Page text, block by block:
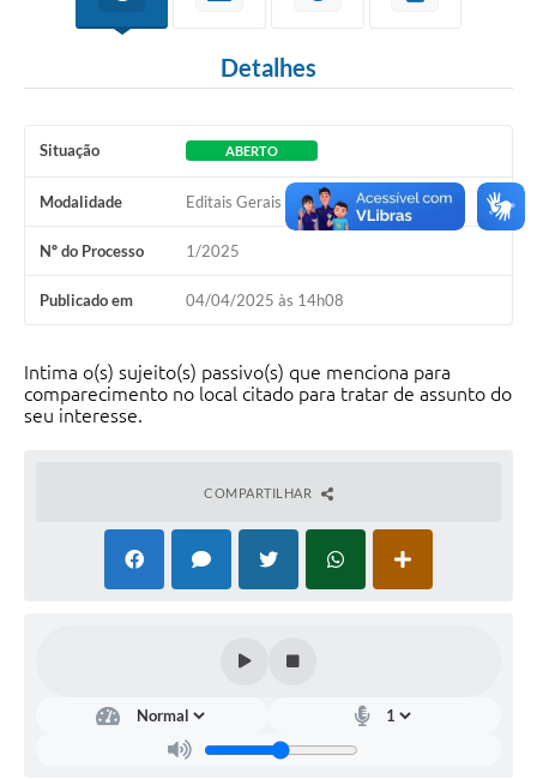
Multimídia
Contato
Lei Geral de Proteção de dados - LGPD
Turismo em São Chico
Guia Credenciamento Pregao Online Banrisul
Valores Terra Nua-VTN
Devedores de ICMS/IPVA.
Casa do Trabalhador
UAB - Universidade Aberta do Brasil
Detalhes
Situação ABERTO
Modalidade Editais Gerais
Nº do Processo 1/2025
Publicado em 04/04/2025 às 14h08
Intima o(s) sujeito(s) passivo(s) que menciona para
comparecimento no local citado para tratar de assunto do
seu interesse.
COMPARTILHAR